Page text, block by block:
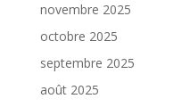
novembre 2025
octobre 2025
septembre 2025
août 2025